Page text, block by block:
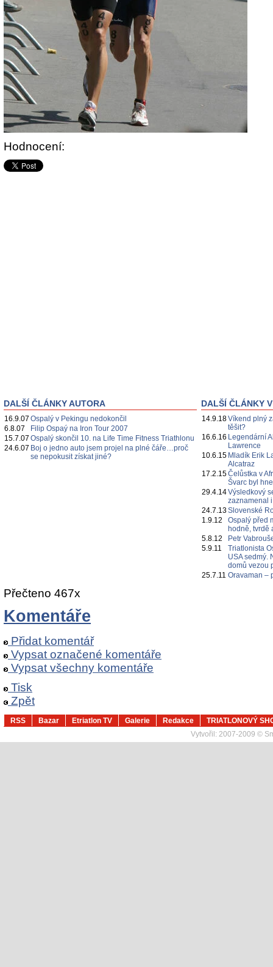
Hodnocení:
DALŠÍ ČLÁNKY AUTORA
16.9.07 Ospalý v Pekingu nedokončil
6.8.07
Filip Ospaý na Iron Tour 2007
15.7.07 Ospalý skončil 10. na Life Time Fitness Triathlonu
24.6.07 Boj o jedno auto jsem projel na plné čáře…proč
se nepokusit získat jiné?
DALŠÍ ČLÁNKY
14.9.18Víkend plný
těšit?
16.6.16 Legendární
Lawrence
10.6.15 Mladík Erik
Alcatraz
17.2.15Čelůstka v
Švarc byl
29.4.14Výsledkový
zaznamenal
24.7.13Slovenské
1.9.12
Ospalý před
hodně, tvrdě
5.8.12
Petr
5.9.11
Triatlonista
USA sedmý.
domů vezou
25.7.11 Oravaman –
Přečteno 467x
Komentáře
Přidat komentář
Vypsat označené komentáře
Vypsat všechny komentáře
Tisk
Zpět
RSS Bazar Etriatlon TV Galerie Redakce
TRIATLONOVÝ
Vytvořil: 2007-2009 ©